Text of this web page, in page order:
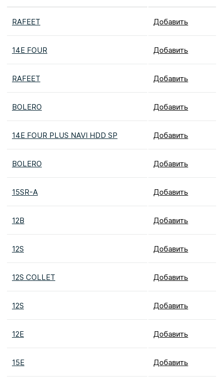
RAFEET Добавить
14E FOUR Добавить
RAFEET Добавить
BOLERO Добавить
14E FOUR PLUS NAVI HDD SP Добавить
BOLERO Добавить
15SR-A Добавить
12B Добавить
12S Добавить
12S COLLET Добавить
12S Добавить
12E Добавить
15E Добавить